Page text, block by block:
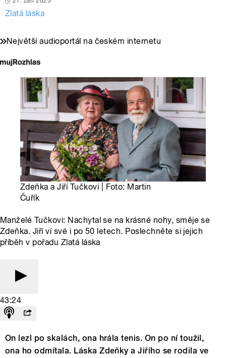
Zlatá láska
Největší audioportál na českém internetu
Zdeňka a Jiří Tučkovi | Foto: Martin
Čuřík
Manželé Tučkovi: Nachytal se na krásné nohy, směje se
Zdeňka. Jiří ví své i po 50 letech. Poslechněte si jejich
příběh v pořadu Zlatá láska
43:24
On lezl po skalách, ona hrála tenis. On po ní toužil,
ona ho odmítala. Láska Zdeňky a Jiřího se rodila ve